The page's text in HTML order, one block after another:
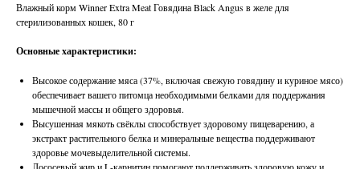
Влажный корм Winner Extra Meat Говядина Black Angus в желе для
стерилизованных кошек, 80 г
Основные характеристики:
Высокое содержание мяса (37%, включая свежую говядину и куриное мясо)
обеспечивает вашего питомца необходимыми белками для поддержания
мышечной массы и общего здоровья.
Высушенная мякоть свёклы способствует здоровому пищеварению, а
экстракт растительного белка и минеральные вещества поддерживают
здоровье мочевыделительной системы.